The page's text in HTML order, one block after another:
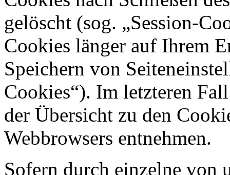
gelöscht (sog. „Session-
Cookies länger auf Ihrem
Speichern von
Cookies“). Im letzteren
der Übersicht zu den
Webbrowsers entnehmen.
Sofern durch einzelne von